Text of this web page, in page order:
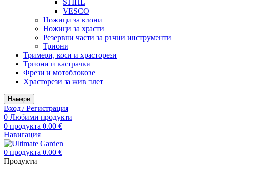
STIHL
VESCO
Ножици за клони
Ножици за храсти
Резервни части за ръчни инструменти
Триони
Тримери, коси и храсторези
Триони и кастрачки
Фрези и мотоблокове
Храсторези за жив плет
Намери
Вход / Регистрация
0 Любими продукти
0 продукта 0.00 €
Навигация
0 продукта 0.00 €
Продукти